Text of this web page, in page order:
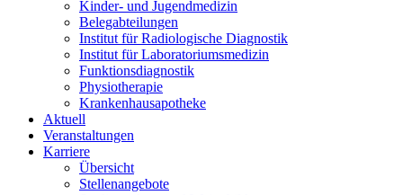
Kinder- und Jugendmedizin
Belegabteilungen
Institut für Radiologische Diagnostik
Institut für Laboratoriumsmedizin
Funktionsdiagnostik
Physiotherapie
Krankenhausapotheke
Aktuell
Veranstaltungen
Karriere
Übersicht
Stellenangebote